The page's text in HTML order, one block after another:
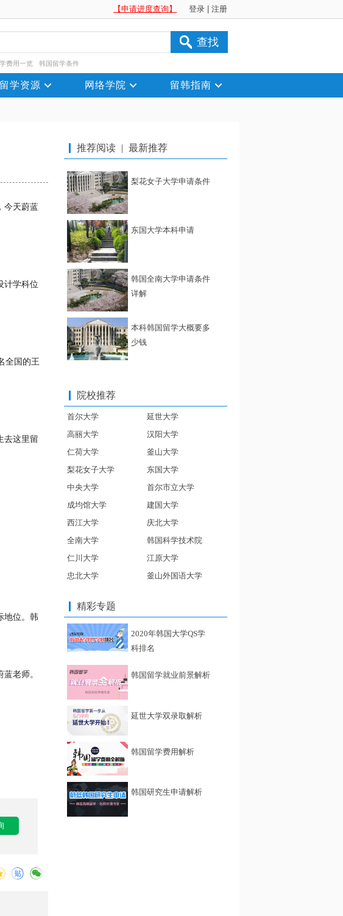
登录 注册
【申请进度查询】
查找
费用一览 韩国留学条件
留学资源 网络学院 留韩指南
今天蔚蓝
计学科位
全国的王
去这里留
地位。韩
老师。
推荐阅读 | 最新推荐
梨花女子大学申请条件
东国大学本科申请
韩国全南大学申请条件
详解
本科韩国留学大概要多
少钱
院校推荐
首尔大学
延世大学
高丽大学
汉阳大学
仁荷大学
釜山大学
梨花女子大学
东国大学
中央大学
首尔市立大学
成均馆大学
建国大学
西江大学
庆北大学
全南大学
韩国科学技术院
仁川大学
江原大学
忠北大学
釜山外国语大学
精彩专题
2020年韩国大学QS学
科排名
韩国留学就业前景解析
延世大学双录取解析
韩国留学费用解析
韩国研究生申请解析